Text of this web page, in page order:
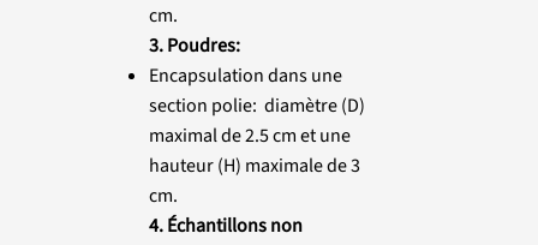
cm.
3. Poudres:
Encapsulation dans une
section polie: diamètre (D)
maximal de 2.5 cm et une
hauteur (H) maximale de 3
cm.
4. Échantillons non